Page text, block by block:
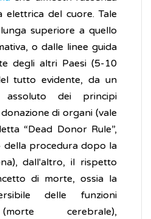
elettrica del cuore. Tale
superiore a quello
o dalle linee guida
degli altri Paesi (5-10
tutto evidente, da un
dei principi
di organi (vale
“Dead Donor Rule”,
della procedura dopo la
dall'altro, il rispetto
di morte, ossia la
delle funzioni
cerebrale),